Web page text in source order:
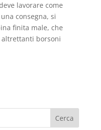
lavorare come
consegna, si
finita male, che
altrettanti borsoni
Cerca